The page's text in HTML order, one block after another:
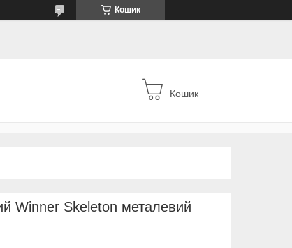
Кошик
Кошик
Winner Skeleton металевий